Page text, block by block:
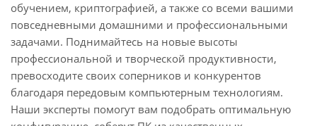
обучением, криптографией, а также со всеми вашими
повседневными домашними и профессиональными
задачами. Поднимайтесь на новые высоты
профессиональной и творческой продуктивности,
превосходите своих соперников и конкурентов
благодаря передовым компьютерным технологиям.
Наши эксперты помогут вам подобрать оптимальную